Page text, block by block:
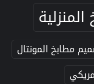
مطابخ المونتال